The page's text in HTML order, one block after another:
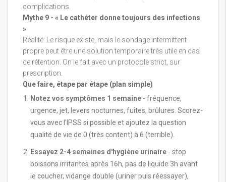
complications.
Mythe 9 - « Le cathéter donne toujours des infections
»
Réalité: Le risque existe, mais le sondage intermittent
propre peut être une solution temporaire très utile en cas
de rétention. On le fait avec un protocole strict, sur
prescription.
Que faire, étape par étape (plan simple)
Notez vos symptômes 1 semaine - fréquence,
urgence, jet, levers nocturnes, fuites, brûlures. Scorez-
vous avec l'IPSS si possible et ajoutez la question
qualité de vie de 0 (très content) à 6 (terrible).
Essayez 2-4 semaines d'hygiène urinaire - stop
boissons irritantes après 16h, pas de liquide 3h avant
le coucher, vidange double (uriner puis réessayer),